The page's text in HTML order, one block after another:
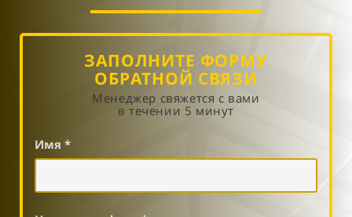
ЗАПОЛНИТЕ ФОРМУ
ОБРАТНОЙ СВЯЗИ
Менеджер свяжется с вами
в течении 5 минут
Имя *